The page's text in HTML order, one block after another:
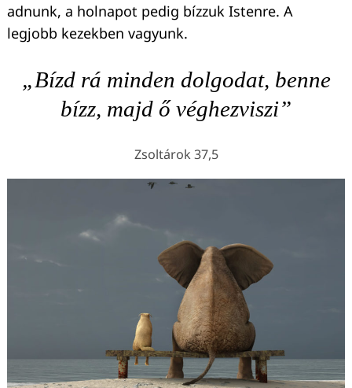
adnunk, a holnapot pedig bízzuk Istenre. A
legjobb kezekben vagyunk.
„Bízd rá minden dolgodat, benne
bízz, majd ő véghezviszi”
Zsoltárok 37,5